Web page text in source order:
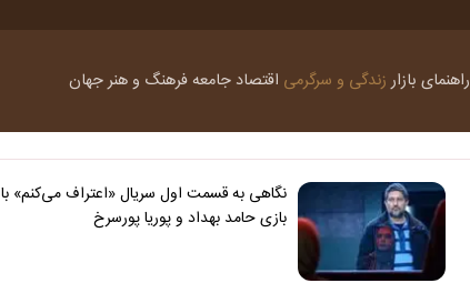
راهنمای بازارزندگی و سرگرمی اقتصاد جامعهفرهنگ و هنرجهان
نگاهی به قسمت اول سریال «اعتراف می‌کنم» با
بازی حامد بهداد و پوریا پورسرخ